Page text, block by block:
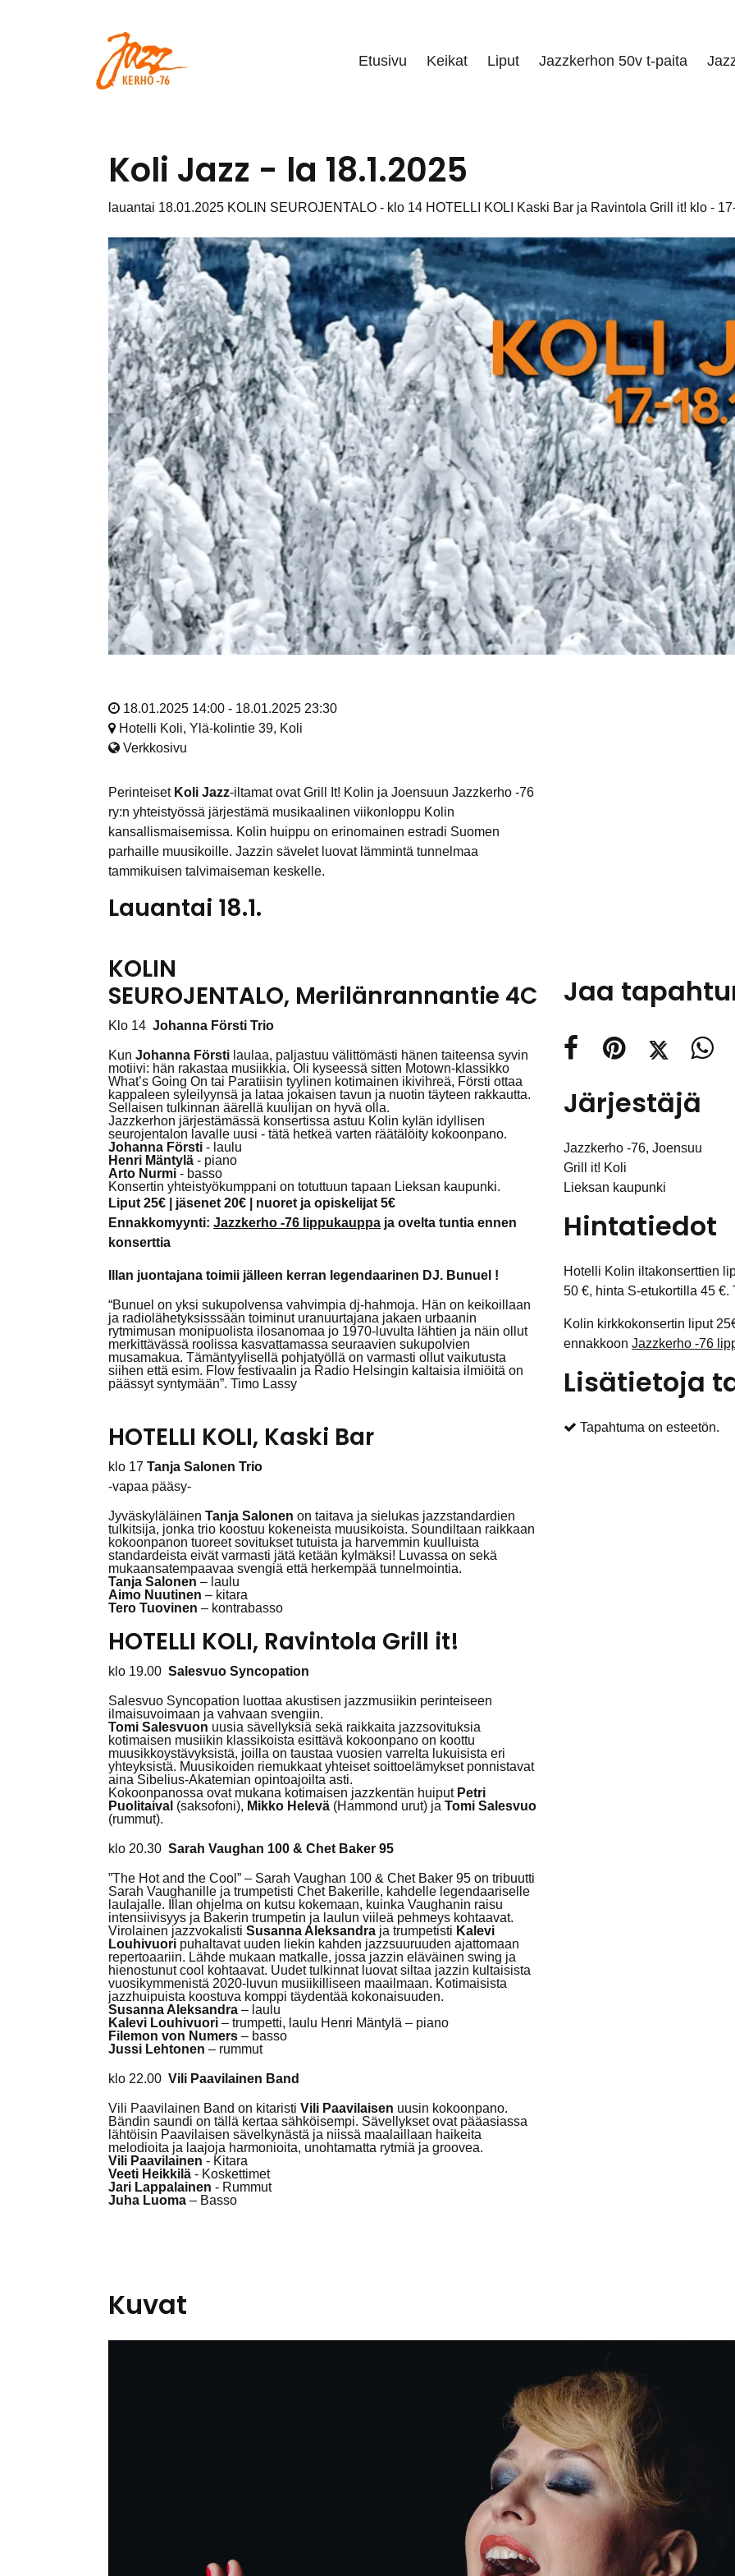
Etusivu Keikat Liput Jazzkerhon 50v t-paita
Koli Jazz - la 18.1.2025
lauantai 18.01.2025 KOLIN SEUROJENTALO - klo 14 HOTELLI KOLI Kaski Bar ja Ravintola Grill it! klo -
18.01.2025 14:00 - 18.01.2025 23:30
Hotelli Koli, Ylä-kolintie 39, Koli
Verkkosivu
Perinteiset Koli Jazz-iltamat ovat Grill It! Kolin ja Joensuun Jazzkerho -76
ry:n yhteistyössä järjestämä musikaalinen viikonloppu Kolin
kansallismaisemissa. Kolin huippu on erinomainen estradi Suomen
parhaille muusikoille. Jazzin sävelet luovat lämmintä tunnelmaa
tammikuisen talvimaiseman keskelle.
Lauantai 18.1.
KOLIN
SEUROJENTALO, Merilänrannantie 4C
Klo 14 Johanna Försti Trio
Kun Johanna Försti laulaa, paljastuu välittömästi hänen taiteensa syvin
motiivi: hän rakastaa musiikkia. Oli kyseessä sitten Motown-klassikko
What’s Going On tai Paratiisin tyylinen kotimainen ikivihreä, Försti ottaa
kappaleen syleilyynsä ja lataa jokaisen tavun ja nuotin täyteen rakkautta.
Sellaisen tulkinnan äärellä kuulijan on hyvä olla.
Jazzkerhon järjestämässä konsertissa astuu Kolin kylän idyllisen
seurojentalon lavalle uusi - tätä hetkeä varten räätälöity kokoonpano.
Johanna Försti - laulu
Henri Mäntylä - piano
Arto Nurmi - basso
Konsertin yhteistyökumppani on totuttuun tapaan Lieksan kaupunki.
Liput 25€ | jäsenet 20€ | nuoret ja opiskelijat 5€
Ennakkomyynti: Jazzkerho -76 lippukauppa ja ovelta tuntia ennen
konserttia
Illan juontajana toimii jälleen kerran legendaarinen DJ. Bunuel !
“Bunuel on yksi sukupolvensa vahvimpia dj-hahmoja. Hän on keikoillaan
ja radiolähetyksisssään toiminut uranuurtajana jakaen urbaanin
rytmimusan monipuolista ilosanomaa jo 1970-luvulta lähtien ja näin ollut
merkittävässä roolissa kasvattamassa seuraavien sukupolvien
musamakua. Tämäntyylisellä pohjatyöllä on varmasti ollut vaikutusta
siihen että esim. Flow festivaalin ja Radio Helsingin kaltaisia ilmiöitä on
päässyt syntymään”. Timo Lassy
HOTELLI KOLI, Kaski Bar
klo 17 Tanja Salonen Trio
-vapaa pääsy-
Jyväskyläläinen Tanja Salonen on taitava ja sielukas jazzstandardien
tulkitsija, jonka trio koostuu kokeneista muusikoista. Soundiltaan raikkaan
kokoonpanon tuoreet sovitukset tutuista ja harvemmin kuulluista
standardeista eivät varmasti jätä ketään kylmäksi! Luvassa on sekä
mukaansatempaavaa svengiä että herkempää tunnelmointia.
Tanja Salonen – laulu
Aimo Nuutinen – kitara
Tero Tuovinen – kontrabasso
HOTELLI KOLI, Ravintola Grill it!
klo 19.00 Salesvuo Syncopation
Salesvuo Syncopation luottaa akustisen jazzmusiikin perinteiseen
ilmaisuvoimaan ja vahvaan svengiin.
Tomi Salesvuon uusia sävellyksiä sekä raikkaita jazzsovituksia
kotimaisen musiikin klassikoista esittävä kokoonpano on koottu
muusikkoystävyksistä, joilla on taustaa vuosien varrelta lukuisista eri
yhteyksistä. Muusikoiden riemukkaat yhteiset soittoelämykset ponnistavat
aina Sibelius-Akatemian opintoajoilta asti.
Kokoonpanossa ovat mukana kotimaisen jazzkentän huiput Petri
Puolitaival (saksofoni), Mikko Helevä (Hammond urut) ja Tomi Salesvuo
(rummut).
klo 20.30 Sarah Vaughan 100 & Chet Baker 95
”The Hot and the Cool” – Sarah Vaughan 100 & Chet Baker 95 on tribuutti
Sarah Vaughanille ja trumpetisti Chet Bakerille, kahdelle legendaariselle
laulajalle. Illan ohjelma on kutsu kokemaan, kuinka Vaughanin raisu
intensiivisyys ja Bakerin trumpetin ja laulun viileä pehmeys kohtaavat.
Virolainen jazzvokalisti Susanna Aleksandra ja trumpetisti Kalevi
Louhivuori puhaltavat uuden liekin kahden jazzsuuruuden ajattomaan
repertoaariin. Lähde mukaan matkalle, jossa jazzin eläväinen swing ja
hienostunut cool kohtaavat. Uudet tulkinnat luovat siltaa jazzin kultaisista
vuosikymmenistä 2020-luvun musiikilliseen maailmaan. Kotimaisista
jazzhuipuista koostuva komppi täydentää kokonaisuuden.
Susanna Aleksandra – laulu
Kalevi Louhivuori – trumpetti, laulu Henri Mäntylä – piano
Filemon von Numers – basso
Jussi Lehtonen – rummut
klo 22.00 Vili Paavilainen Band
Vili Paavilainen Band on kitaristi Vili Paavilaisen uusin kokoonpano.
Bändin saundi on tällä kertaa sähköisempi. Sävellykset ovat pääasiassa
lähtöisin Paavilaisen sävelkynästä ja niissä maalaillaan haikeita
melodioita ja laajoja harmonioita, unohtamatta rytmiä ja groovea.
Vili Paavilainen - Kitara
Veeti Heikkilä - Koskettimet
Jari Lappalainen - Rummut
Juha Luoma – Basso
Jaa
Järjestäjä
Jazzkerho -76, Joensuu
Grill it! Koli
Lieksan kaupunki
Hintatiedot
Hotelli Kolin iltakonserttien
50 €, hinta S-etukortilla 45
Kolin kirkkokonsertin liput
ennakkoon Jazzkerho -76
Lisätietoja
Tapahtuma on esteetön.
Kuvat